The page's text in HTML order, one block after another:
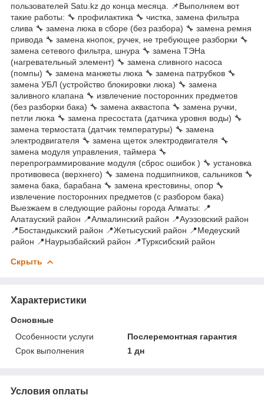
пользователей Satu.kz до конца месяца. 📌Выполняем вот
такие работы: 🔧 профилактика 🔧 чистка, замена фильтра
слива 🔧 замена люка в сборе (без разбора) 🔧 замена ремня
привода 🔧 замена кнопок, ручек, не требующее разборки 🔧
замена сетевого фильтра, шнура 🔧 замена ТЭНа
(нагревательный элемент) 🔧 замена сливного насоса
(помпы) 🔧 замена манжеты люка 🔧 замена патрубков 🔧
замена УБЛ (устройство блокировки люка) 🔧 замена
заливного клапана 🔧 извлечение посторонних предметов
(без разборки бака) 🔧 замена аквастопа 🔧 замена ручки,
петли люка 🔧 замена пресостата (датчика уровня воды) 🔧
замена термостата (датчик температуры) 🔧 замена
электродвигателя 🔧 замена щеток электродвигателя 🔧
замена модуля управления, таймера 🔧
перепрограммирование модуля (сброс ошибок ) 🔧 установка
противовеса (верхнего) 🔧 замена подшипников, сальников 🔧
замена бака, барабана 🔧 замена крестовины, опор 🔧
извлечение посторонних предметов (с разбором бака)
Выезжаем в следующие районы города Алматы: 📍
Алатауский район 📍Алмалинский район 📍Ауэзовский район
📍Бостандыкский район 📍Жетысуский район 📍Медеуский
район 📍Наурызбайский район 📍Турксибский район
Скрыть
Характеристики
Основные
Особенности услуги
Послеремонтная гарантия
Срок выполнения
1 дн
Условия оплаты